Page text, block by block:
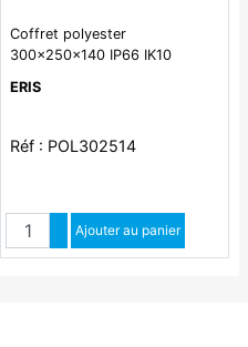
Coffret polyester
300x250x140 IP66 IK10
ERIS
Réf : POL302514
QuantitéAugmenter quantité
Diminuer quantité
Ajouter au panier